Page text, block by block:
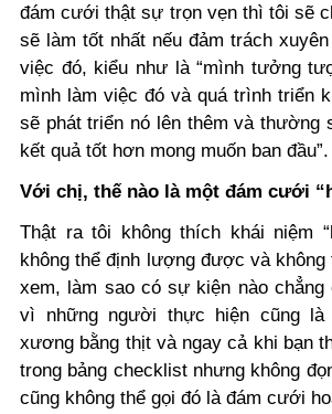
đám cưới thật sự trọn vẹn thì tôi sẽ
sẽ làm tốt nhất nếu đảm trách
việc đó, kiểu như là “mình tưởng
mình làm việc đó và quá trình triển
sẽ phát triển nó lên thêm và thường
kết quả tốt hơn mong muốn ban đầu”.
Với chị, thế nào là một đám cưới
Thật ra tôi không thích khái niệm
không thể định lượng được và
xem, làm sao có sự kiện nào
vì những người thực hiện cũng là
xương bằng thịt và ngay cả khi bạn
trong bảng checklist nhưng không
cũng không thể gọi đó là đám cưới